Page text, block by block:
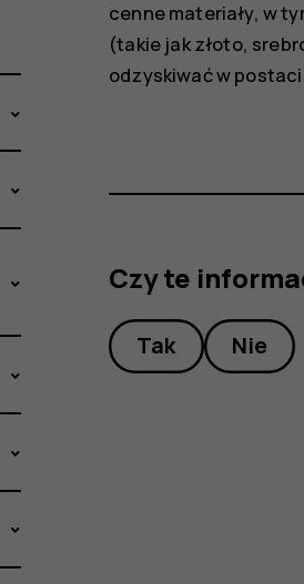
cenne materiały, w
(takie jak złoto,
odzyskiwać w
Czy te
Tak Nie